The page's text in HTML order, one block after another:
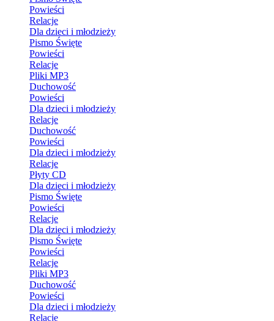
Powieści
Relacje
Dla dzieci i młodzieży
Pismo Święte
Powieści
Relacje
Pliki MP3
Duchowość
Powieści
Dla dzieci i młodzieży
Relacje
Duchowość
Powieści
Dla dzieci i młodzieży
Relacje
Płyty CD
Dla dzieci i młodzieży
Pismo Święte
Powieści
Relacje
Dla dzieci i młodzieży
Pismo Święte
Powieści
Relacje
Pliki MP3
Duchowość
Powieści
Dla dzieci i młodzieży
Relacje